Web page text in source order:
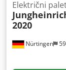
Nürtingen
Električni
2020